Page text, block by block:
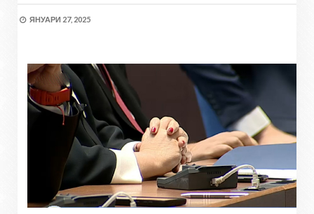
ЯНУАРИ 27, 2025